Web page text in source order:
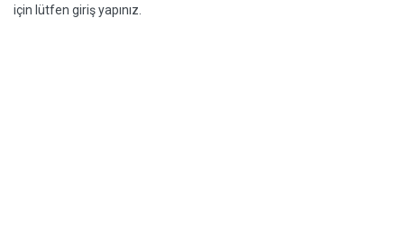
için lütfen giriş yapınız.